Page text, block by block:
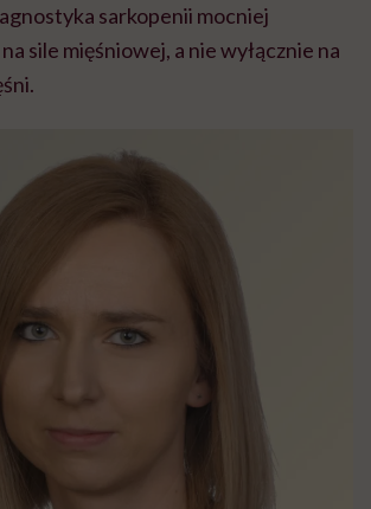
sarkopenii mocniej
sile mięśniowej, a nie wyłącznie na